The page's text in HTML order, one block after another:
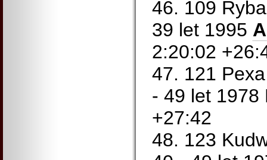
46. 109
39 let 1995
2:20:02
47. 121
- 49 let 1978
+27:42
48. 123